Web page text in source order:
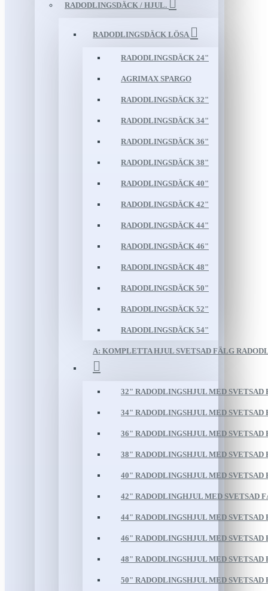
RADODLINGSDÄCK / HJUL.
RADODLINGSDÄCK LÖSA
RADODLINGSDÄCK 24"
AGRIMAX SPARGO
RADODLINGSDÄCK 32"
RADODLINGSDÄCK 34"
RADODLINGSDÄCK 36"
RADODLINGSDÄCK 38"
RADODLINGSDÄCK 40"
RADODLINGSDÄCK 42"
RADODLINGSDÄCK 44"
RADODLINGSDÄCK 46"
RADODLINGSDÄCK 48"
RADODLINGSDÄCK 50"
RADODLINGSDÄCK 52"
RADODLINGSDÄCK 54"
A: KOMPLETTA HJUL SVETSAD FÄLG
32" RADODLINGSHJUL MED SVETSAD
34" RADODLINGSHJUL MED SVETSAD
36" RADODLINGSHJUL MED SVETSAD
38" RADODLINGSHJUL MED SVETSAD
40" RADODLINGSHJUL MED SVETSAD
42" RADODLINGHJUL MED SVETSAD
44" RADODLINGSHJUL MED SVETSAD
46" RADODLINGSHJUL MED SVETSAD
48" RADODLINGSHJUL MED SVETSAD
50" RADODLINGSHJUL MED SVETSAD